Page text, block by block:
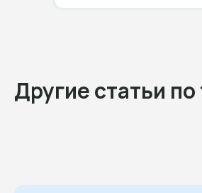
Другие статьи